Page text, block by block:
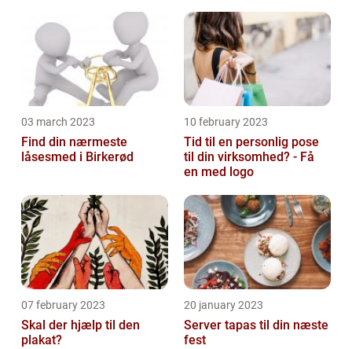
03 march 2023
Find din nærmeste
låsesmed i Birkerød
10 february 2023
Tid til en personlig pose
til din virksomhed? - Få
en med logo
07 february 2023
Skal der hjælp til den
plakat?
20 january 2023
Server tapas til din næste
fest